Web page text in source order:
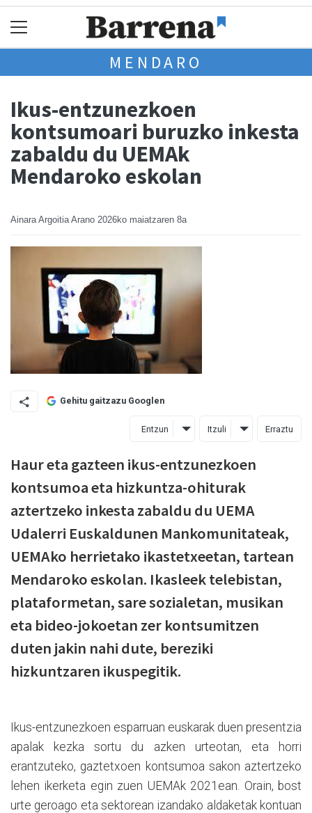
MENDARO
Ikus-entzunezkoen
kontsumoari buruzko inkesta
zabaldu du UEMAk
Mendaroko eskolan
Ainara Argoitia Arano 2026ko maiatzaren 8a
Gehitu gaitzazu Googlen
Entzun Itzuli Erraztu
Haur eta gazteen ikus-entzunezkoen
kontsumoa eta hizkuntza-ohiturak
aztertzeko inkesta zabaldu du UEMA
Udalerri Euskaldunen Mankomunitateak,
UEMAko herrietako ikastetxeetan, tartean
Mendaroko eskolan. Ikasleek telebistan,
plataformetan, sare sozialetan, musikan
eta bideo-jokoetan zer kontsumitzen
duten jakin nahi dute, bereziki
hizkuntzaren ikuspegitik.
Ikus-entzunezkoen esparruan euskarak duen presentzia
apalak kezka sortu du azken urteotan, eta horri
erantzuteko, gaztetxoen kontsumoa sakon aztertzeko
lehen ikerketa egin zuen UEMAk 2021ean. Orain, bost
urte geroago eta sektorean izandako aldaketak kontuan